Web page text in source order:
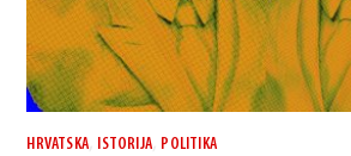
HRVATSKA ISTORIJA POLITIKA